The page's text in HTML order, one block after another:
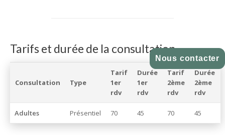
Tarifs et durée de la consultation
Consultation Type
Tarif
1er
rdv
Durée
1er
rdv
Tarif
2ème
rdv
Durée
2ème
rdv
Adultes Présentiel 70 45 70 45
Nous contacter